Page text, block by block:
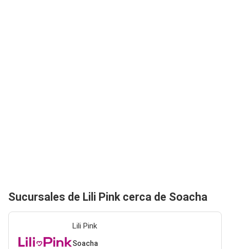
Sucursales de Lili Pink cerca de Soacha
Lili Pink
Soacha